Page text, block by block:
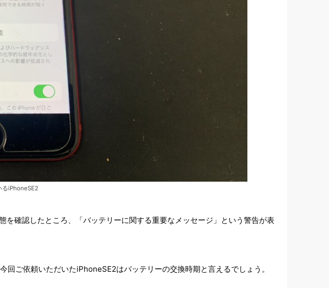
iPhoneSE2
確認したところ、「バッテリーに関する重要なメッセージ」という警告が表
ご依頼いただいたiPhoneSE2はバッテリーの交換時期と言えるでしょう。